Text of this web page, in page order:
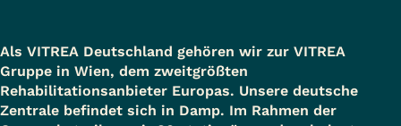
Als VITREA Deutschland gehören wir zur VITREA
Gruppe in Wien, dem zweitgrößten
Rehabilitationsanbieter Europas. Unsere deutsche
Zentrale befindet sich in Damp. Im Rahmen der